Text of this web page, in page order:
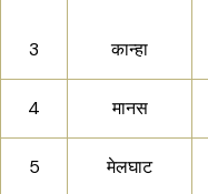
3 कान्हा
4 मानस
5 मेलघाट